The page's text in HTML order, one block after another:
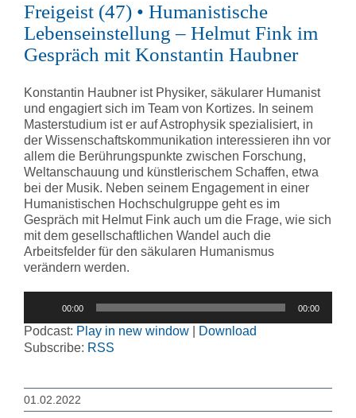
Freigeist (47) • Humanistische
Lebenseinstellung – Helmut Fink im
Gespräch mit Konstantin Haubner
Konstantin Haubner ist Physiker, säkularer Humanist
und engagiert sich im Team von Kortizes. In seinem
Masterstudium ist er auf Astrophysik spezialisiert, in
der Wissenschaftskommunikation interessieren ihn vor
allem die Berührungspunkte zwischen Forschung,
Weltanschauung und künstlerischem Schaffen, etwa
bei der Musik. Neben seinem Engagement in einer
Humanistischen Hochschulgruppe geht es im
Gespräch mit Helmut Fink auch um die Frage, wie sich
mit dem gesellschaftlichen Wandel auch die
Arbeitsfelder für den säkularen Humanismus
verändern werden.
00:00 00:00
Podcast: Play in new window
Download
Subscribe: RSS
01.02.2022